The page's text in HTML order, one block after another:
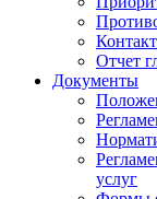
Отчет
Документы
услуг